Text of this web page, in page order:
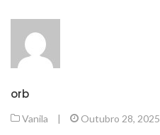
orb
Vanila | Outubro 28, 2025